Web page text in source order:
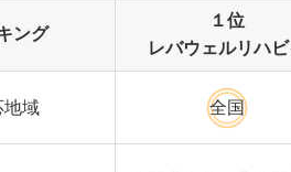
ング
１位
レバウェルリハビ
地域 全国